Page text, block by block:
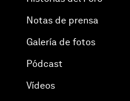
Notas de prensa
Galería de fotos
Pódcast
Vídeos